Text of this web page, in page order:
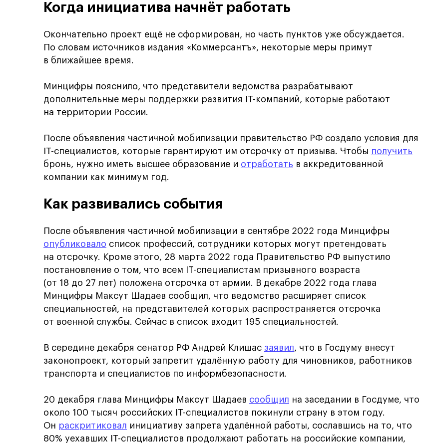
Когда инициатива начнёт работать
Окончательно проект ещё не сформирован, но часть пунктов уже обсуждается.
По словам источников издания «Коммерсантъ», некоторые меры примут
в ближайшее время.
Минцифры пояснило, что представители ведомства разрабатывают
дополнительные меры поддержки развития IT-компаний, которые работают
на территории России.
После объявления частичной мобилизации правительство РФ создало условия для
IT-специалистов, которые гарантируют им отсрочку от призыва. Чтобы получить
бронь, нужно иметь высшее образование и отработать в аккредитованной
компании как минимум год.
Как развивались события
После объявления частичной мобилизации в сентябре 2022 года Минцифры
опубликовало список профессий, сотрудники которых могут претендовать
на отсрочку. Кроме этого, 28 марта 2022 года Правительство РФ выпустило
постановление о том, что всем IT-специалистам призывного возраста
(от 18 до 27 лет) положена отсрочка от армии. В декабре 2022 года глава
Минцифры Максут Шадаев сообщил, что ведомство расширяет список
специальностей, на представителей которых распространяется отсрочка
от военной службы. Сейчас в список входит 195 специальностей.
В середине декабря сенатор РФ Андрей Клишас заявил, что в Госдуму внесут
законопроект, который запретит удалённую работу для чиновников, работников
транспорта и специалистов по информбезопасности.
20 декабря глава Минцифры Максут Шадаев сообщил на заседании в Госдуме, что
около 100 тысяч российских IT-специалистов покинули страну в этом году.
Он раскритиковал инициативу запрета удалённой работы, сославшись на то, что
80% уехавших IT-специалистов продолжают работать на российские компании,